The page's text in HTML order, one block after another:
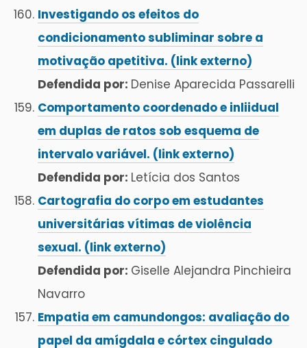
Investigando os efeitos do
condicionamento subliminar sobre a
motivação apetitiva. (link externo)
Defendida por: Denise Aparecida Passarelli
Comportamento coordenado e inliidual
em duplas de ratos sob esquema de
intervalo variável. (link externo)
Defendida por: Letícia dos Santos
Cartografia do corpo em estudantes
universitárias vítimas de violência
sexual. (link externo)
Defendida por: Giselle Alejandra Pinchieira
Navarro
Empatia em camundongos: avaliação do
papel da amígdala e córtex cingulado